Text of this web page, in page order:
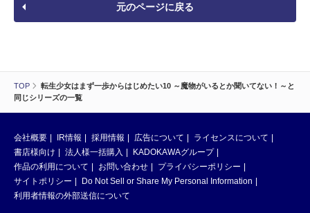
TOP
転生少女はまず一歩からはじめたい10 ～魔物がいるとか聞いてない！～と
同じシリーズの一覧
元のページに戻る
会社概要 IR情報 採用情報 広告について
ライセンスについて
書店様向け
法人様一括購入
KADOKAWAグループ
作品の利用について
お問い合わせ
プライバシーポリシー
サイトポリシー
Do Not Sell or Share My Personal Information
利用者情報の外部送信について